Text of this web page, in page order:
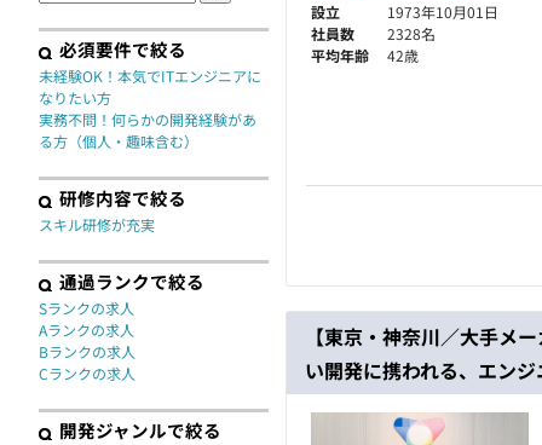
設立
1973年10月01日
社員数
2328名
平均年齢
42歳
【東京・神奈川／大手メ
い開発に携われる、エン
必須要件で絞る
未経験OK！本気でITエンジニアに
なりたい方
実務不問！何らかの開発経験があ
る方（個人・趣味含む）
研修内容で絞る
スキル研修が充実
通過ランクで絞る
Sランクの求人
Aランクの求人
Bランクの求人
Cランクの求人
開発ジャンルで絞る